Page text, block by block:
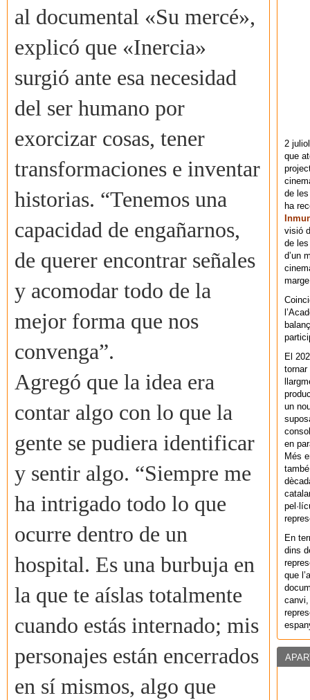
al documental «Su mercé»,
explicó que «Inercia»
surgió ante esa necesidad
del ser humano por
exorcizar cosas, tener
transformaciones e inventar
historias. “Tenemos una
capacidad de engañarnos,
de querer encontrar señales
y acomodar todo de la
mejor forma que nos
convenga”.
Agregó que la idea era
contar algo con lo que la
gente se pudiera identificar
y sentir algo. “Siempre me
ha intrigado todo lo que
ocurre dentro de un
hospital. Es una burbuja en
la que te aíslas totalmente
cuando estás internado; mis
personajes están encerrados
en sí mismos, algo que
2
que
de
ha
visió
de
d’un
El
un
en
Més
En
dins
que
canvi,